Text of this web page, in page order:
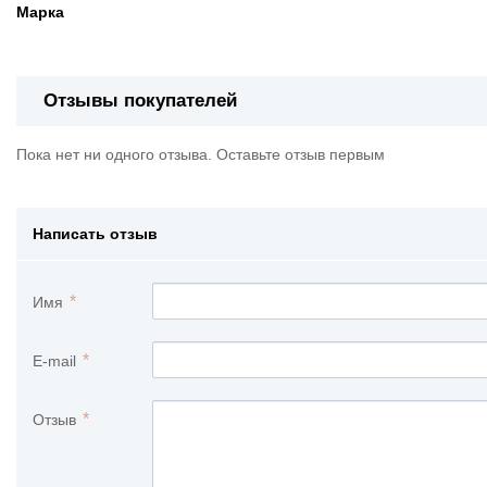
Марка
Отзывы покупателей
Пока нет ни одного отзыва. Оставьте отзыв первым
Написать отзыв
Имя
E-mail
Отзыв